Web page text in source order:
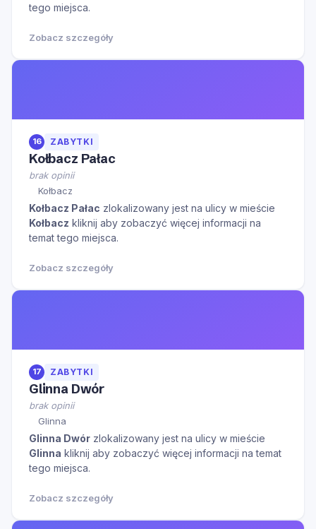
tego miejsca.
Zobacz szczegóły
16 ZABYTKI
Kołbacz Pałac
brak opinii
Kołbacz
Kołbacz Pałac zlokalizowany jest na ulicy w mieście
Kołbacz kliknij aby zobaczyć więcej informacji na
temat tego miejsca.
Zobacz szczegóły
17 ZABYTKI
Glinna Dwór
brak opinii
Glinna
Glinna Dwór zlokalizowany jest na ulicy w mieście
Glinna kliknij aby zobaczyć więcej informacji na temat
tego miejsca.
Zobacz szczegóły